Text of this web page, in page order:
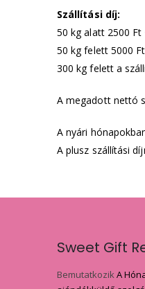
Szállítási díj:
50 kg alatt 2500 Ft
50 kg felett 5000
300 kg felett a
A megadott nettó
A nyári
A plusz szállítási
Sweet Gift
BemutatkozikA